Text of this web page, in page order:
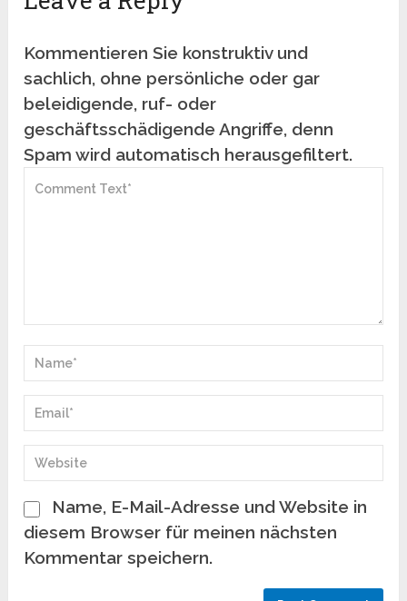
Kommentieren Sie konstruktiv und
sachlich, ohne persönliche oder gar
beleidigende, ruf- oder
geschäftsschädigende Angriffe, denn
Spam wird automatisch herausgefiltert.
Name, E-Mail-Adresse und Website in
diesem Browser für meinen nächsten
Kommentar speichern.